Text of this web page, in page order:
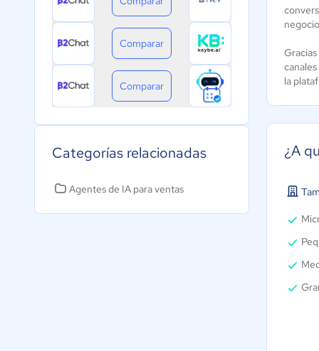
Comparar
Comparar
Categorías relacionadas
Agentes de IA para ventas
la
¿A